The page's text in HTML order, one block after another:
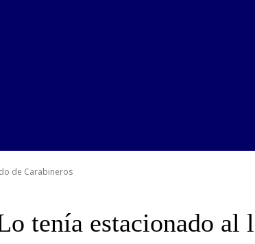
de Carabineros
tenía estacionado al